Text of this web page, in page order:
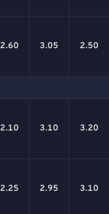
2.60 3.05 2.50
2.10 3.10 3.20
2.25 2.95 3.10